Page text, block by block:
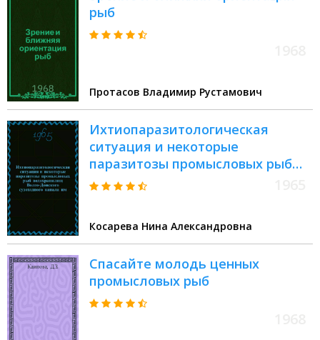
рыб
Протасов Владимир Рустамович
Ихтиопаразитологическая
ситуация и некоторые
паразитозы промысловых рыб
водохранилищ Волго-Донского
соискание ученой степени
кандидата биологических наук
Косарева Нина Александровна
Спасайте молодь ценных
промысловых рыб